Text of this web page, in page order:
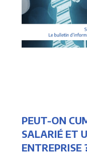
PEUT-ON
SALARIÉ ET
ENTREPRISE